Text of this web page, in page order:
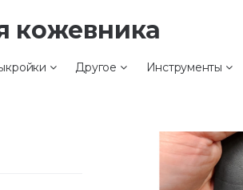
кожевника
Другое Инструменты